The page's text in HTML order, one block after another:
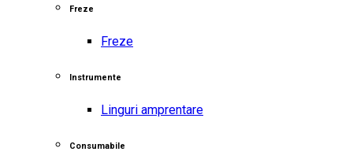
Freze
Freze
Instrumente
Linguri amprentare
Consumabile